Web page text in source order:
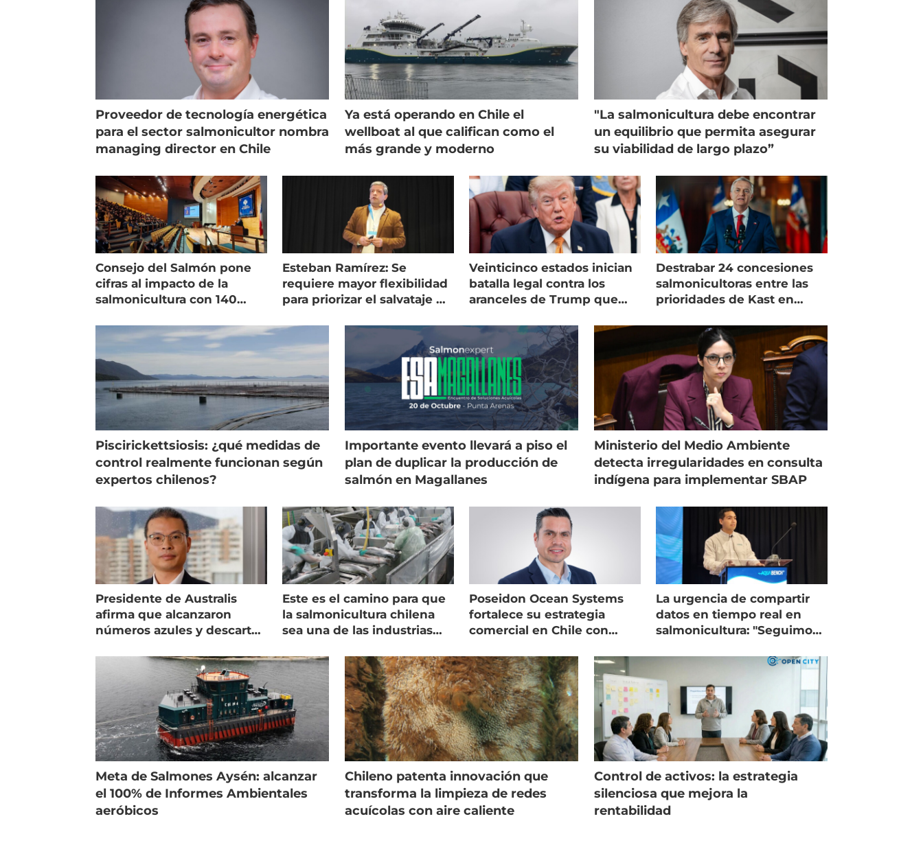
Proveedor de tecnología energética
para el sector salmonicultor nombra
managing director en Chile
Ya está operando en Chile el
wellboat al que califican como el
más grande y moderno
"La salmonicultura debe encontrar
un equilibrio que permita asegurar
su viabilidad de largo plazo”
Consejo del Salmón pone
cifras al impacto de la
salmonicultura con 140
Esteban Ramírez: Se
requiere mayor flexibilidad
para priorizar el salvataje de
Veinticinco estados inician
batalla legal contra los
aranceles de Trump que
Destrabar 24 concesiones
salmonicultoras entre las
prioridades de Kast en
Piscirickettsiosis: ¿qué medidas de
control realmente funcionan según
expertos chilenos?
Importante evento llevará a piso el
plan de duplicar la producción de
salmón en Magallanes
Ministerio del Medio Ambiente
detecta irregularidades en consulta
indígena para implementar SBAP
Presidente de Australis
afirma que alcanzaron
números azules y descarta
Este es el camino para que
la salmonicultura chilena
sea una de las industrias
Poseidon Ocean Systems
fortalece su estrategia
comercial en Chile con
La urgencia de compartir
datos en tiempo real en
salmonicultura: "Seguimos
Meta de Salmones Aysén: alcanzar
el 100% de Informes Ambientales
aeróbicos
Chileno patenta innovación que
transforma la limpieza de redes
acuícolas con aire caliente
Control de activos: la estrategia
silenciosa que mejora la
rentabilidad